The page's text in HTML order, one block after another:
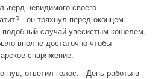
невидимого своего
- он тряхнул перед оконцем
подобный случай увесистым кошелем,
вполне достаточно чтобы
снаряжение.
ответил голос. - День работы в